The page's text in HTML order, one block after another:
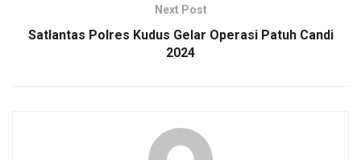
Next Post
Satlantas Polres Kudus Gelar Operasi Patuh Candi
2024